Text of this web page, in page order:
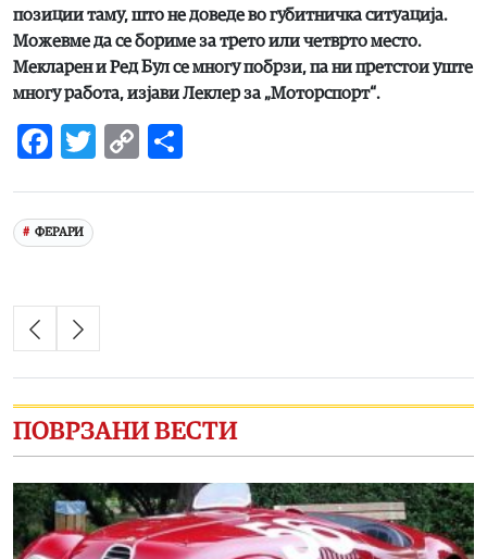
позиции таму, што не доведе во губитничка ситуација.
Можевме да се бориме за трето или четврто место.
Мекларен и Ред Бул се многу побрзи, па ни претстои уште
многу работа, изјави Леклер за „Моторспорт“.
Facebook
Twitter
Copy
ФЕРАРИ
ПОВРЗАНИ ВЕСТИ